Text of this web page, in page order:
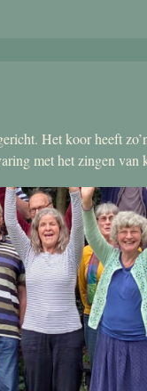
Het koor heeft
met het zingen van